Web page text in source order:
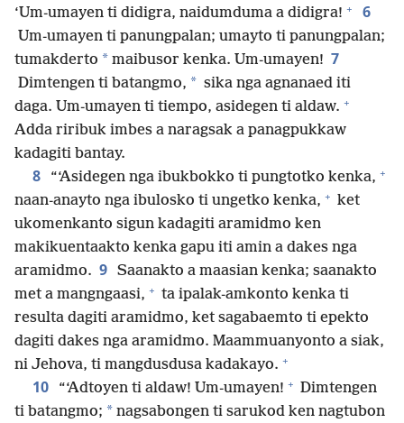
‘Um-umayen ti didigra, naidumduma a didigra! + 6
Um-umayen ti panungpalan; umayto ti panungpalan;
tumakderto * maibusor kenka. Um-umayen! 7
Dimtengen ti batangmo, * sika nga agnanaed iti
daga. Um-umayen ti tiempo, asidegen ti aldaw. +
Adda riribuk imbes a naragsak a panagpukkaw
kadagiti bantay.
8 “‘Asidegen nga ibukbokko ti pungtotko kenka, +
naan-anayto nga ibulosko ti ungetko kenka, + ket
ukomenkanto sigun kadagiti aramidmo ken
makikuentaakto kenka gapu iti amin a dakes nga
aramidmo. 9 Saanakto a maasian kenka; saanakto
met a mangngaasi, + ta ipalak-amkonto kenka ti
resulta dagiti aramidmo, ket sagabaemto ti epekto
dagiti dakes nga aramidmo. Maammuanyonto a siak,
ni Jehova, ti mangdusdusa kadakayo. +
10 “‘Adtoyen ti aldaw! Um-umayen! + Dimtengen
ti batangmo; * nagsabongen ti sarukod ken nagtubon